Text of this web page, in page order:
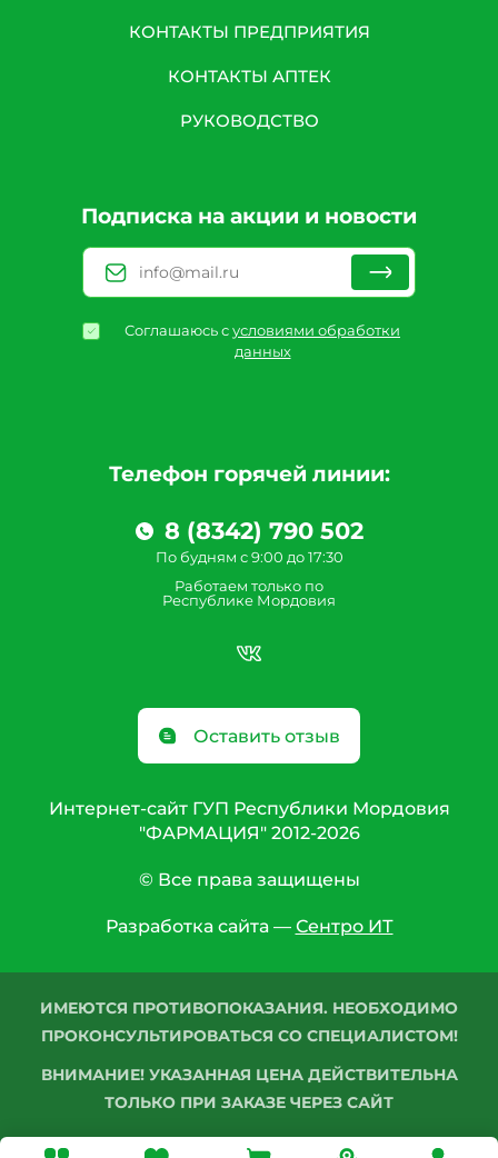
Телефон горячей линии:
8 (8342) 790 502
По будням с 9:00 до 17:30
Работаем только по
Республике Мордовия
Оставить отзыв
КОНТАКТЫ ПРЕДПРИЯТИЯ
КОНТАКТЫ АПТЕК
РУКОВОДСТВО
Подписка на акции и новости
Соглашаюсь сусловиями обработки
данных
Интернет-сайт ГУП Республики Мордовия
"ФАРМАЦИЯ" 2012-2026
© Все права защищены
Разработка сайта — Сентро ИТ
ИМЕЮТСЯ ПРОТИВОПОКАЗАНИЯ. НЕОБХОДИМО
ПРОКОНСУЛЬТИРОВАТЬСЯ СО СПЕЦИАЛИСТОМ!
ВНИМАНИЕ! УКАЗАННАЯ ЦЕНА ДЕЙСТВИТЕЛЬНА
ТОЛЬКО ПРИ ЗАКАЗЕ ЧЕРЕЗ САЙТ